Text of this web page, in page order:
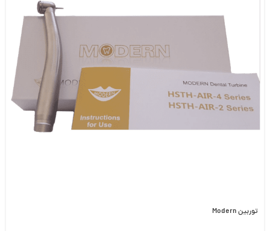
توربین Modern